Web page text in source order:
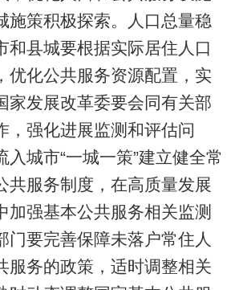
施策积极探索。人口总量稳
和县城要根据实际居住人口
优化公共服务资源配置，实
家发展改革委要会同有关部
，强化进展监测和评估问
入城市“一城一策”建立健全常
共服务制度，在高质量发展
加强基本公共服务相关监测
门要完善保障未落户常住人
服务的政策，适时调整相关